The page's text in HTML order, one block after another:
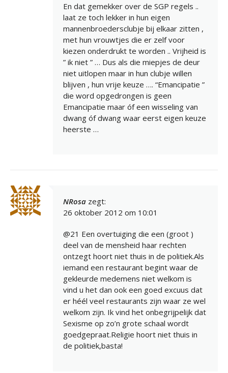
En dat gemekker over de SGP regels ..
laat ze toch lekker in hun eigen
mannenbroedersclubje bij elkaar zitten ,
met hun vrouwtjes die er zelf voor
kiezen onderdrukt te worden .. Vrijheid is
” ik niet ” … Dus als die miepjes de deur
niet uitlopen maar in hun clubje willen
blijven , hun vrije keuze …. “Emancipatie ”
die word opgedrongen is geen
Emancipatie maar óf een wisseling van
dwang óf dwang waar eerst eigen keuze
heerste …
NRosa zegt:
26 oktober 2012 om 10:01
@21 Een overtuiging die een (groot )
deel van de mensheid haar rechten
ontzegt hoort niet thuis in de politiek.Als
iemand een restaurant begint waar de
gekleurde medemens niet welkom is
vind u het dan ook een goed excuus dat
er héél veel restaurants zijn waar ze wel
welkom zijn. Ik vind het onbegrijpelijk dat
Sexisme op zo’n grote schaal wordt
goedgepraat.Religie hoort niet thuis in
de politiek,basta!